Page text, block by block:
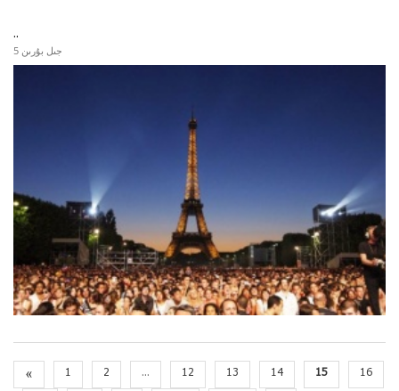
..
5 جىل بۇرىن
« 1 2 ... 12 13 14 15
16